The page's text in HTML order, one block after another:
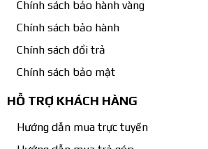
Chính sách bảo hành vàng
Chính sách bảo hành
Chính sách đổi trả
Chính sách bảo mật
HỖ TRỢ KHÁCH HÀNG
Hướng dẫn mua trực tuyến